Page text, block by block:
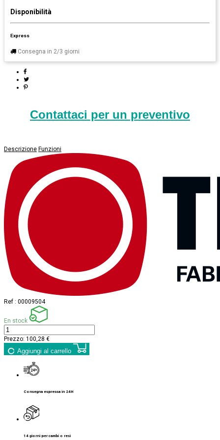
Disponibilità
Express
Consegna in 2/3 giorni
Contattaci per un preventivo
Descrizione Funzioni
Ref : 00009504
En stock
Prezzo: 100,28 €
Aggiungi al carrello
Consegna espressa in 24H
14 giorni per cambi o resi